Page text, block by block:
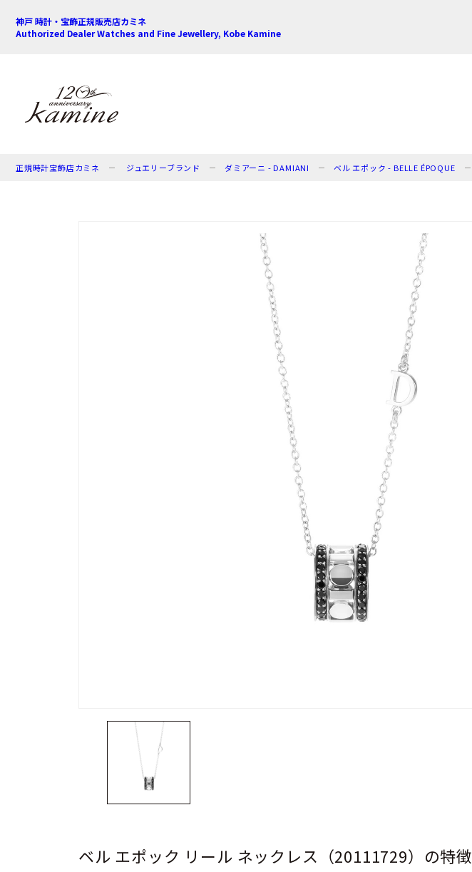
神戸 時計・宝飾正規販売店カミネ
Authorized Dealer Watches and Fine Jewellery, Kobe Kamine
正規時計宝飾店カミネ ジュエリーブランド ダミアーニ - DAMIANI ベル エポック - BELLE ÉPOQUE
ベル エポック リール ネックレス（20111729）の特徴